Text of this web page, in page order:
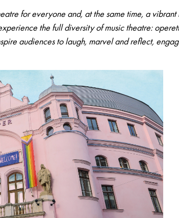
for everyone and, at the same time, a
the full diversity of music theatre:
audiences to laugh, marvel and reflect,